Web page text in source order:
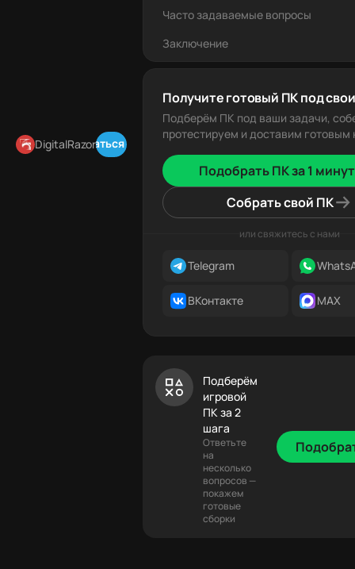
DigitalRazor
Подписаться в Telegram
Часто задаваемые вопросы
Заключение
Получите готовый ПК под
Подберём ПК под ваши задачи,
протестируем и доставим готовым
Подобрать ПК за 1
Собрать свой ПК
или свяжитесь с нами
Telegram
ВКонтакте MAX
Подберём
игровой
ПК за 2
шага
Ответьте
на
несколько
вопросов —
покажем
готовые
сборки